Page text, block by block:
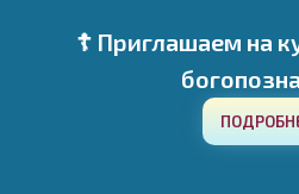
☦️ Приглашаем на